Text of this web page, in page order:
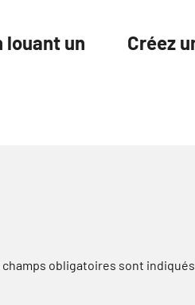
louant un
Créez
champs obligatoires sont